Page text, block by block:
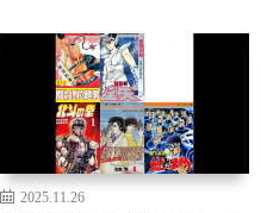
2025.11.26